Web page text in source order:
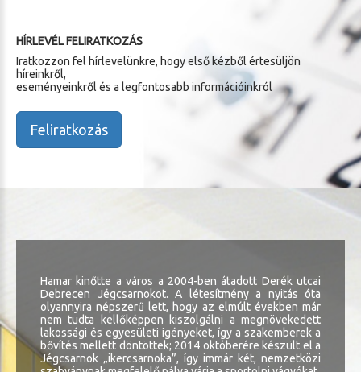
HÍRLEVÉL FELIRATKOZÁS
Iratkozzon fel hírlevelünkre, hogy első kézből értesüljön
híreinkről,
eseményeinkről és a legfontosabb információinkról
Feliratkozás
Hamar kinőtte a város a 2004-ben átadott Derék utcai
Debrecen Jégcsarnokot. A létesítmény a nyitás óta
olyannyira népszerű lett, hogy az elmúlt években már
nem tudta kellőképpen kiszolgálni a megnövekedett
lakossági és egyesületi igényeket, így a szakemberek a
bővítés mellett döntöttek; 2014 októberére készült el a
Jégcsarnok „ikercsarnoka”, így immár két, nemzetközi